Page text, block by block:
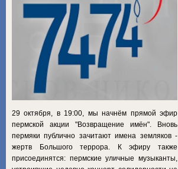
29 октября, в 19:00, мы начнём прямой эфир
пермской акции "Возвращение имён". Вновь
пермяки публично зачитают имена земляков -
жертв Большого террора. К эфиру также
присоединятся: пермские уличные музыканты,